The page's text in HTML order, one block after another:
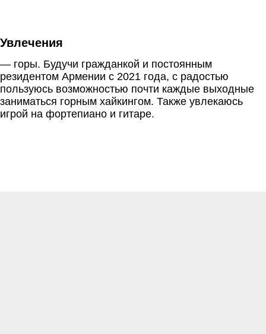
Увлечения
— горы. Будучи гражданкой и постоянным
резидентом Армении с 2021 года, с радостью
пользуюсь возможностью почти каждые выходные
заниматься горным хайкингом. Также увлекаюсь
игрой на фортепиано и гитаре.